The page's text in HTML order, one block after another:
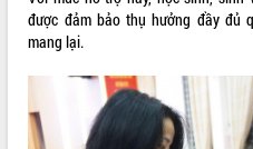
được đảm bảo thụ hưởng đầy đủ
mang lại.